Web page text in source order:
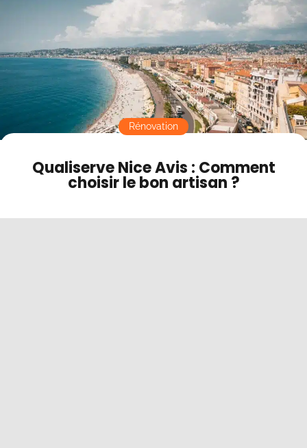
Mode sombre
Qualiserve Nice Avis : Comment
choisir le bon artisan ?
Rénovation